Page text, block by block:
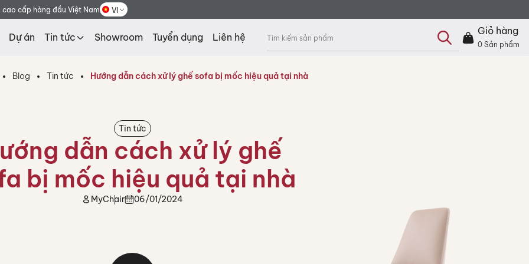
cấp hàng đầu Việt Nam VI
Dự án Tin tức Showroom Tuyển dụng Liên hệ
kiếm
phẩm
Giỏ hàng
0 Sản phẩm
Blog Tin tức Hướng dẫn cách xử lý ghế sofa bị mốc hiệu quả tại nhà
Tin tức
dẫn cách xử lý ghế
bị mốc hiệu quả tại nhà
MyChair 06/01/2024